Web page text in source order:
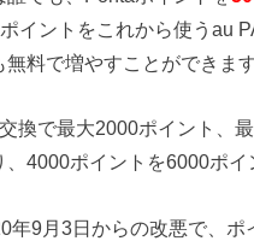
イントをこれから使うau
無料で増やすことができます
換で最大2000ポイント、
、4000ポイントを6000ポイ
年9月3日からの改悪で、ポ